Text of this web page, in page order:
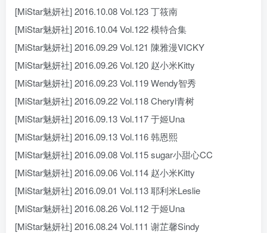
[MiStar魅妍社] 2016.10.08 Vol.123 丁筱南
[MiStar魅妍社] 2016.10.04 Vol.122 模特合集
[MiStar魅妍社] 2016.09.29 Vol.121 陳雅漫VICKY
[MiStar魅妍社] 2016.09.26 Vol.120 赵小米Kitty
[MiStar魅妍社] 2016.09.23 Vol.119 Wendy智秀
[MiStar魅妍社] 2016.09.22 Vol.118 Cheryl青树
[MiStar魅妍社] 2016.09.13 Vol.117 于姬Una
[MiStar魅妍社] 2016.09.13 Vol.116 韩恩熙
[MiStar魅妍社] 2016.09.08 Vol.115 sugar小甜心CC
[MiStar魅妍社] 2016.09.06 Vol.114 赵小米Kitty
[MiStar魅妍社] 2016.09.01 Vol.113 耶利米Leslie
[MiStar魅妍社] 2016.08.26 Vol.112 于姬Una
[MiStar魅妍社] 2016.08.24 Vol.111 谢芷馨Sindy